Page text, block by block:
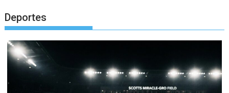
Deportes